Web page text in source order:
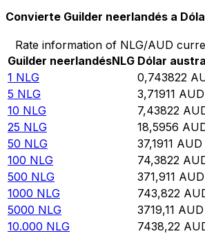
Convierte Guilder neerlandés a
Rate information of NLG/AUD
Guilder neerlandésNLG Dólar
1 NLG 0,743822
5 NLG 3,71911 AUD
10 NLG 7,43822
25 NLG 18,5956
50 NLG 37,1911 AUD
100 NLG 74,3822
500 NLG 371,911 AUD
1000 NLG 743,822
5000 NLG 3719,11 AUD
10.000 NLG 7438,22